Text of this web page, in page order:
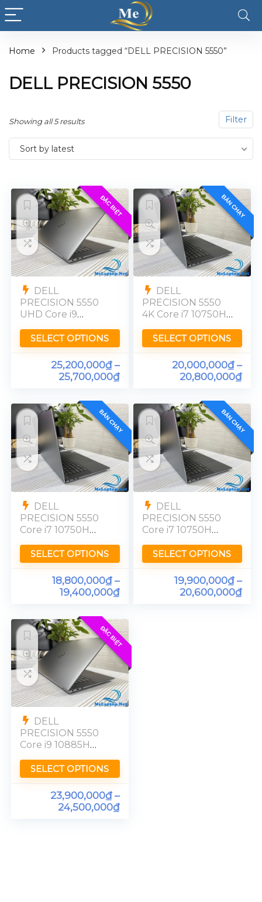
Home Products tagged “DELL PRECISION 5550”
DELL PRECISION 5550
Filter
Showing all 5 results
Sort by latest
ĐẶC BIỆT
DELL
PRECISION 5550
UHD Core i9
T2000 Ram 32GB
4K
SELECT OPTIONS
25,200,000₫–
25,700,000₫
BÁN CHẠY
DELL
PRECISION 5550
4K Core i7 10750H
UHD Ram 16GB
SELECT OPTIONS
20,000,000₫–
20,800,000₫
BÁN CHẠY
DELL
PRECISION 5550
Core i7 10750H
FHD Ram 16GB
SELECT OPTIONS
18,800,000₫–
19,400,000₫
BÁN CHẠY
DELL
PRECISION 5550
Core i7 10750H
FHD Ram 16GB
SELECT OPTIONS
19,900,000₫–
20,600,000₫
ĐẶC BIỆT
DELL
PRECISION 5550
Core i9 10885H
Ram 32GB FHD
SELECT OPTIONS
23,900,000₫–
24,500,000₫